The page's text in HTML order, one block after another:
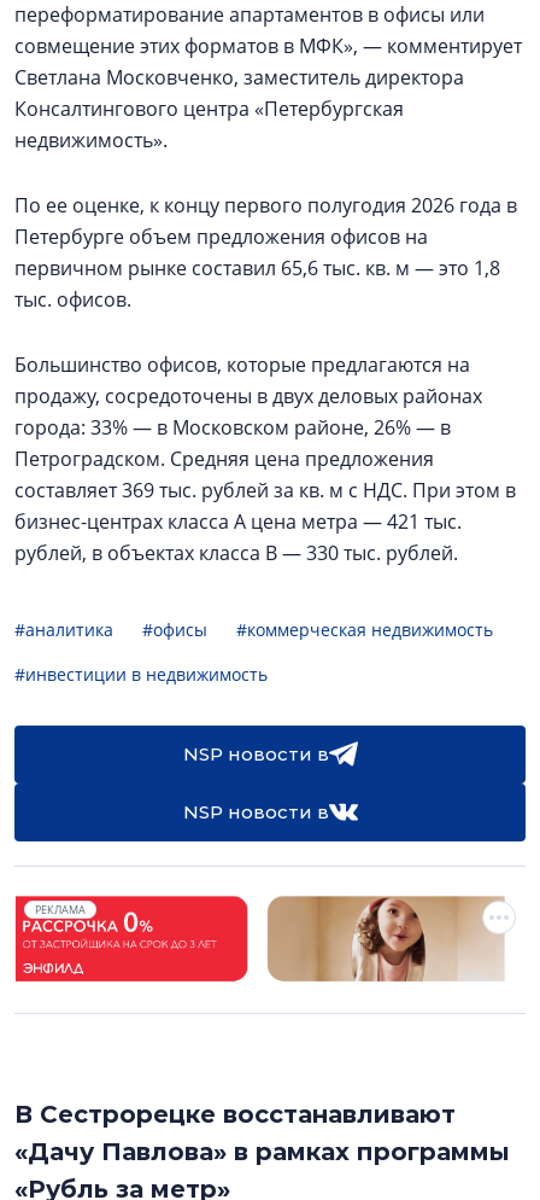
переформатирование апартаментов в офисы или
совмещение этих форматов в МФК», — комментирует
Светлана Московченко, заместитель директора
Консалтингового центра «Петербургская
недвижимость».
По ее оценке, к концу первого полугодия 2026 года в
Петербурге объем предложения офисов на
первичном рынке составил 65,6 тыс. кв. м — это 1,8
тыс. офисов.
Большинство офисов, которые предлагаются на
продажу, сосредоточены в двух деловых районах
города: 33% — в Московском районе, 26% — в
Петроградском. Средняя цена предложения
составляет 369 тыс. рублей за кв. м с НДС. При этом в
бизнес-центрах класса А цена метра — 421 тыс.
рублей, в объектах класса В — 330 тыс. рублей.
#аналитика #офисы
#коммерческая недвижимость
#инвестиции в недвижимость
NSP новости в
NSP новости в
РЕКЛАМА
В Сестрорецке восстанавливают
«Дачу Павлова» в рамках программы
«Рубль за метр»